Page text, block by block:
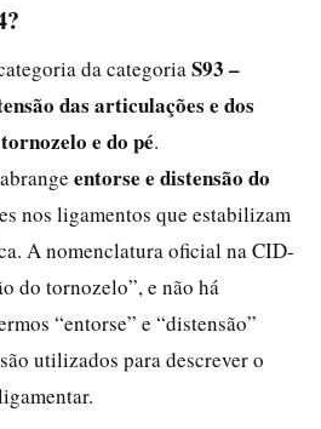
da categoria S93 –
das articulações e dos
e do pé.
entorse e distensão do
nos ligamentos que estabilizam
A nomenclatura oficial na CID-
do tornozelo”, e não há
“entorse” e “distensão”
utilizados para descrever o